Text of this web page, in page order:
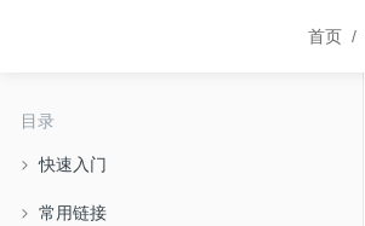
首页
目录
快速入门
常用链接